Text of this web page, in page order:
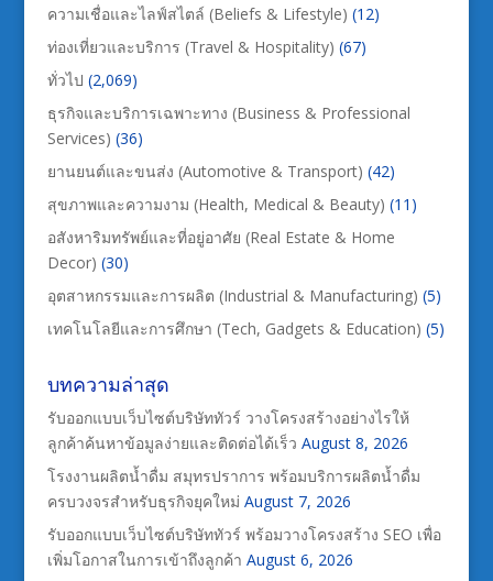
ความเชื่อและไลฟ์สไตล์ (Beliefs & Lifestyle) (12)
ท่องเที่ยวและบริการ (Travel & Hospitality) (67)
ทั่วไป (2,069)
ธุรกิจและบริการเฉพาะทาง (Business & Professional
Services) (36)
ยานยนต์และขนส่ง (Automotive & Transport) (42)
สุขภาพและความงาม (Health, Medical & Beauty) (11)
อสังหาริมทรัพย์และที่อยู่อาศัย (Real Estate & Home
Decor) (30)
อุตสาหกรรมและการผลิต (Industrial & Manufacturing) (5)
เทคโนโลยีและการศึกษา (Tech, Gadgets & Education) (5)
บทความล่าสุด
รับออกแบบเว็บไซต์บริษัททัวร์ วางโครงสร้างอย่างไรให้
ลูกค้าค้นหาข้อมูลง่ายและติดต่อได้เร็ว August 8, 2026
โรงงานผลิตน้ำดื่ม สมุทรปราการ พร้อมบริการผลิตน้ำดื่ม
ครบวงจรสำหรับธุรกิจยุคใหม่ August 7, 2026
รับออกแบบเว็บไซต์บริษัททัวร์ พร้อมวางโครงสร้าง SEO เพื่อ
เพิ่มโอกาสในการเข้าถึงลูกค้า August 6, 2026